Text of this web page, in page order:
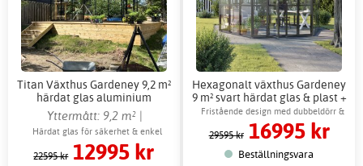
Titan Växthus Gardeney 9,2 m²
härdat glas aluminium
fristående + Växthusbord
Yttermått: 9,2 m² |
Innermått: 8,8 m²
Härdat glas för säkerhet & enkel
rengöring
22595 kr 12995 kr
Hexagonalt växthus Gardeney
9 m² svart härdat glas & plast +
Växthusbord
Fristående design med dubbeldörr &
ventilation
29595 kr 16995 kr
Beställningsvara